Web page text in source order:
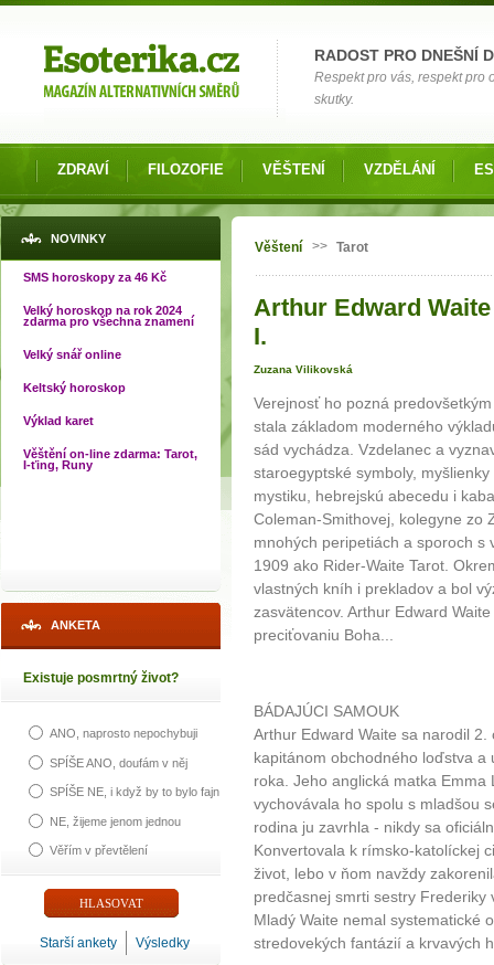
RADOST PRO DNEŠNÍ
Respekt pro vás, respekt pro
skutky.
ZDRAVÍ FILOZOFIE VĚŠTENÍ VZDĚLÁNÍ
NOVINKY
SMS horoskopy za 46 Kč
Velký horoskop na rok 2024
zdarma pro všechna znamení
Velký snář online
Keltský horoskop
Výklad karet
Věštění on-line zdarma: Tarot,
I-ťing, Runy
ANKETA
Existuje posmrtný život?
ANO, naprosto nepochybuji
SPÍŠE ANO, doufám v něj
SPÍŠE NE, i když by to bylo fajn
NE, žijeme jenom jednou
Věřím v převtělení
Starší ankety Výsledky
Jste zde
Věštení >> Tarot
Arthur Edward
I.
Zuzana Vilikovská
Verejnosť ho pozná
stala základom moderného
sád vychádza. Vzdelanec a
staroegyptské symboly,
mystiku, hebrejskú abecedu i
Coleman-Smithovej, kolegyne zo
mnohých peripetiách a sporoch s
1909 ako Rider-Waite Tarot.
vlastných kníh i prekladov a bol
zasvätencov. Arthur Edward
preciťovaniu Boha...
BÁDAJÚCI SAMOUK
Arthur Edward Waite sa narodil
kapitánom obchodného loďstva
roka. Jeho anglická matka
vychovávala ho spolu s mladšou
rodina ju zavrhla - nikdy sa
Konvertovala k rímsko-katolíckej
život, lebo v ňom navždy
predčasnej smrti sestry
Mladý Waite nemal systematické
stredovekých fantázií a krvavých